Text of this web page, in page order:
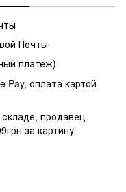
Почты
платеж)
Pay, оплата картой
продавец
за картину